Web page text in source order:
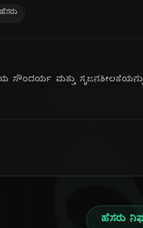
ಮತ್ತು ಸೃಜನಶೀಲತೆಯನ್ನು
ಹೆಸರು